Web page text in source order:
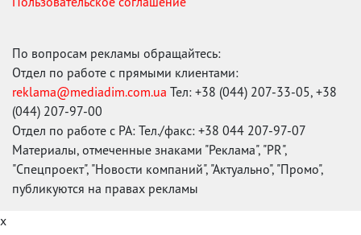
По вопросам рекламы обращайтесь:
Отдел по работе с прямыми клиентами:
reklama@mediadim.com.ua Тел: +38 (044) 207-33-05, +38
(044) 207-97-00
Отдел по работе с РА: Тел./факс: +38 044 207-97-07
Материалы, отмеченные знаками "Реклама", "PR",
"Спецпроект", "Новости компаний", "Актуально", "Промо",
публикуются на правах рекламы
x